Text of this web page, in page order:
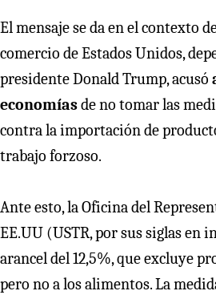
El mensaje se da en el contexto
comercio de Estados Unidos,
presidente Donald Trump, acusó
economíasde no tomar las
contra la importación de
trabajo forzoso.
Ante esto, la Oficina del
EE.UU (USTR, por sus siglas en
arancel del 12,5%, que excluye
pero no a los alimentos. La